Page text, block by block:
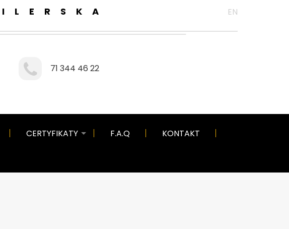
EN
71 344 46 22
CERTYFIKATY F.A.Q
KONTAKT